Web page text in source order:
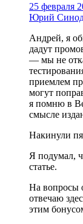
25 февраля
Юрий
Андрей, я
дадут
— мы не
приемлем
могут
я помню в
смысле
Накинули
Я подумал,
статье.
На вопросы
отвечаю
этим